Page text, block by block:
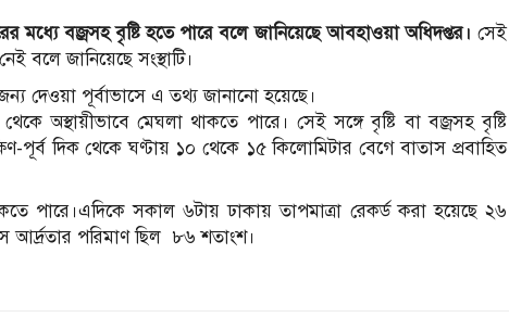
বজ্রসহ বৃষ্টি হতে পারে বলে জানিয়েছে আবহাওয়া অধিদপ্তর। সেই
বলে জানিয়েছে সংস্থাটি।
দেওয়া পূর্বাভাসে এ তথ্য জানানো হয়েছে।
অস্থায়ীভাবে মেঘলা থাকতে পারে। সেই সঙ্গে বৃষ্টি বা বজ্রসহ বৃষ্টি
পূর্ব দিক থেকে ঘণ্টায় ১০ থেকে ১৫ কিলোমিটার বেগে বাতাস প্রবাহিত
পারে।এদিকে সকাল ৬টায় ঢাকায় তাপমাত্রা রেকর্ড করা হয়েছে ২৬
আর্দ্রতার পরিমাণ ছিল ৮৬ শতাংশ।